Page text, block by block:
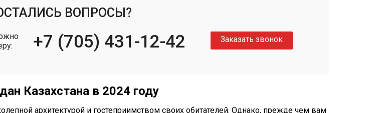
ВОПРОСЫ?
+7 (705) 431-12-42 Заказать звонок
Казахстана в 2024 году
архитектурой и гостеприимством своих обитателей. Однако, прежде чем вам